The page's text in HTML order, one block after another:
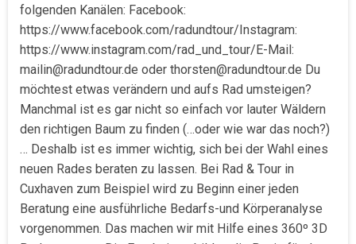
folgenden Kanälen: Facebook:
https://www.facebook.com/radundtour/Instagram:
https://www.instagram.com/rad_und_tour/E-Mail:
mailin@radundtour.de oder thorsten@radundtour.de Du
möchtest etwas verändern und aufs Rad umsteigen?
Manchmal ist es gar nicht so einfach vor lauter Wäldern
den richtigen Baum zu finden (…oder wie war das noch?)
… Deshalb ist es immer wichtig, sich bei der Wahl eines
neuen Rades beraten zu lassen. Bei Rad & Tour in
Cuxhaven zum Beispiel wird zu Beginn einer jeden
Beratung eine ausführliche Bedarfs-und Körperanalyse
vorgenommen. Das machen wir mit Hilfe eines 360º 3D